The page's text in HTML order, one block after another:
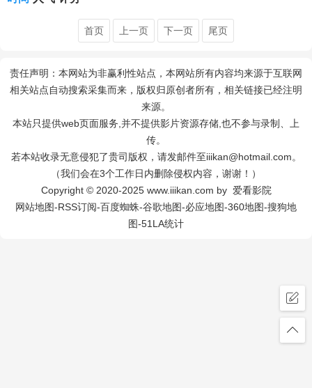
首页 上一页 下一页 尾页
责任声明：本网站为非赢利性站点，本网站所有内容均来源于互联网
相关站点自动搜索采集而来，版权归原创者所有，相关链接已经注明
来源。
本站只提供web页面服务,并不提供影片资源存储,也不参与录制、上
传。
若本站收录无意侵犯了贵司版权，请发邮件至iiikan@hotmail.com。
（我们会在3个工作日内删除侵权内容，谢谢！）
Copyright © 2020-2025 www.iiikan.com by 爱看影院
网站地图-RSS订阅-百度蜘蛛-谷歌地图-必应地图-360地图-搜狗地
图-51LA统计